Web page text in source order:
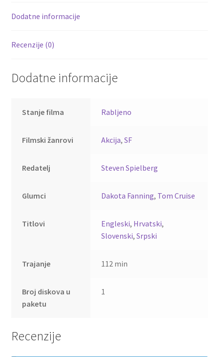
Dodatne informacije
Recenzije (0)
Dodatne informacije
Stanje filma Rabljeno
Filmski žanrovi Akcija,SF
Redatelj Steven Spielberg
Glumci Dakota Fanning, Tom Cruise
Titlovi Engleski, Hrvatski,
Slovenski,Srpski
Trajanje 112 min
Broj diskova u
paketu
1
Recenzije